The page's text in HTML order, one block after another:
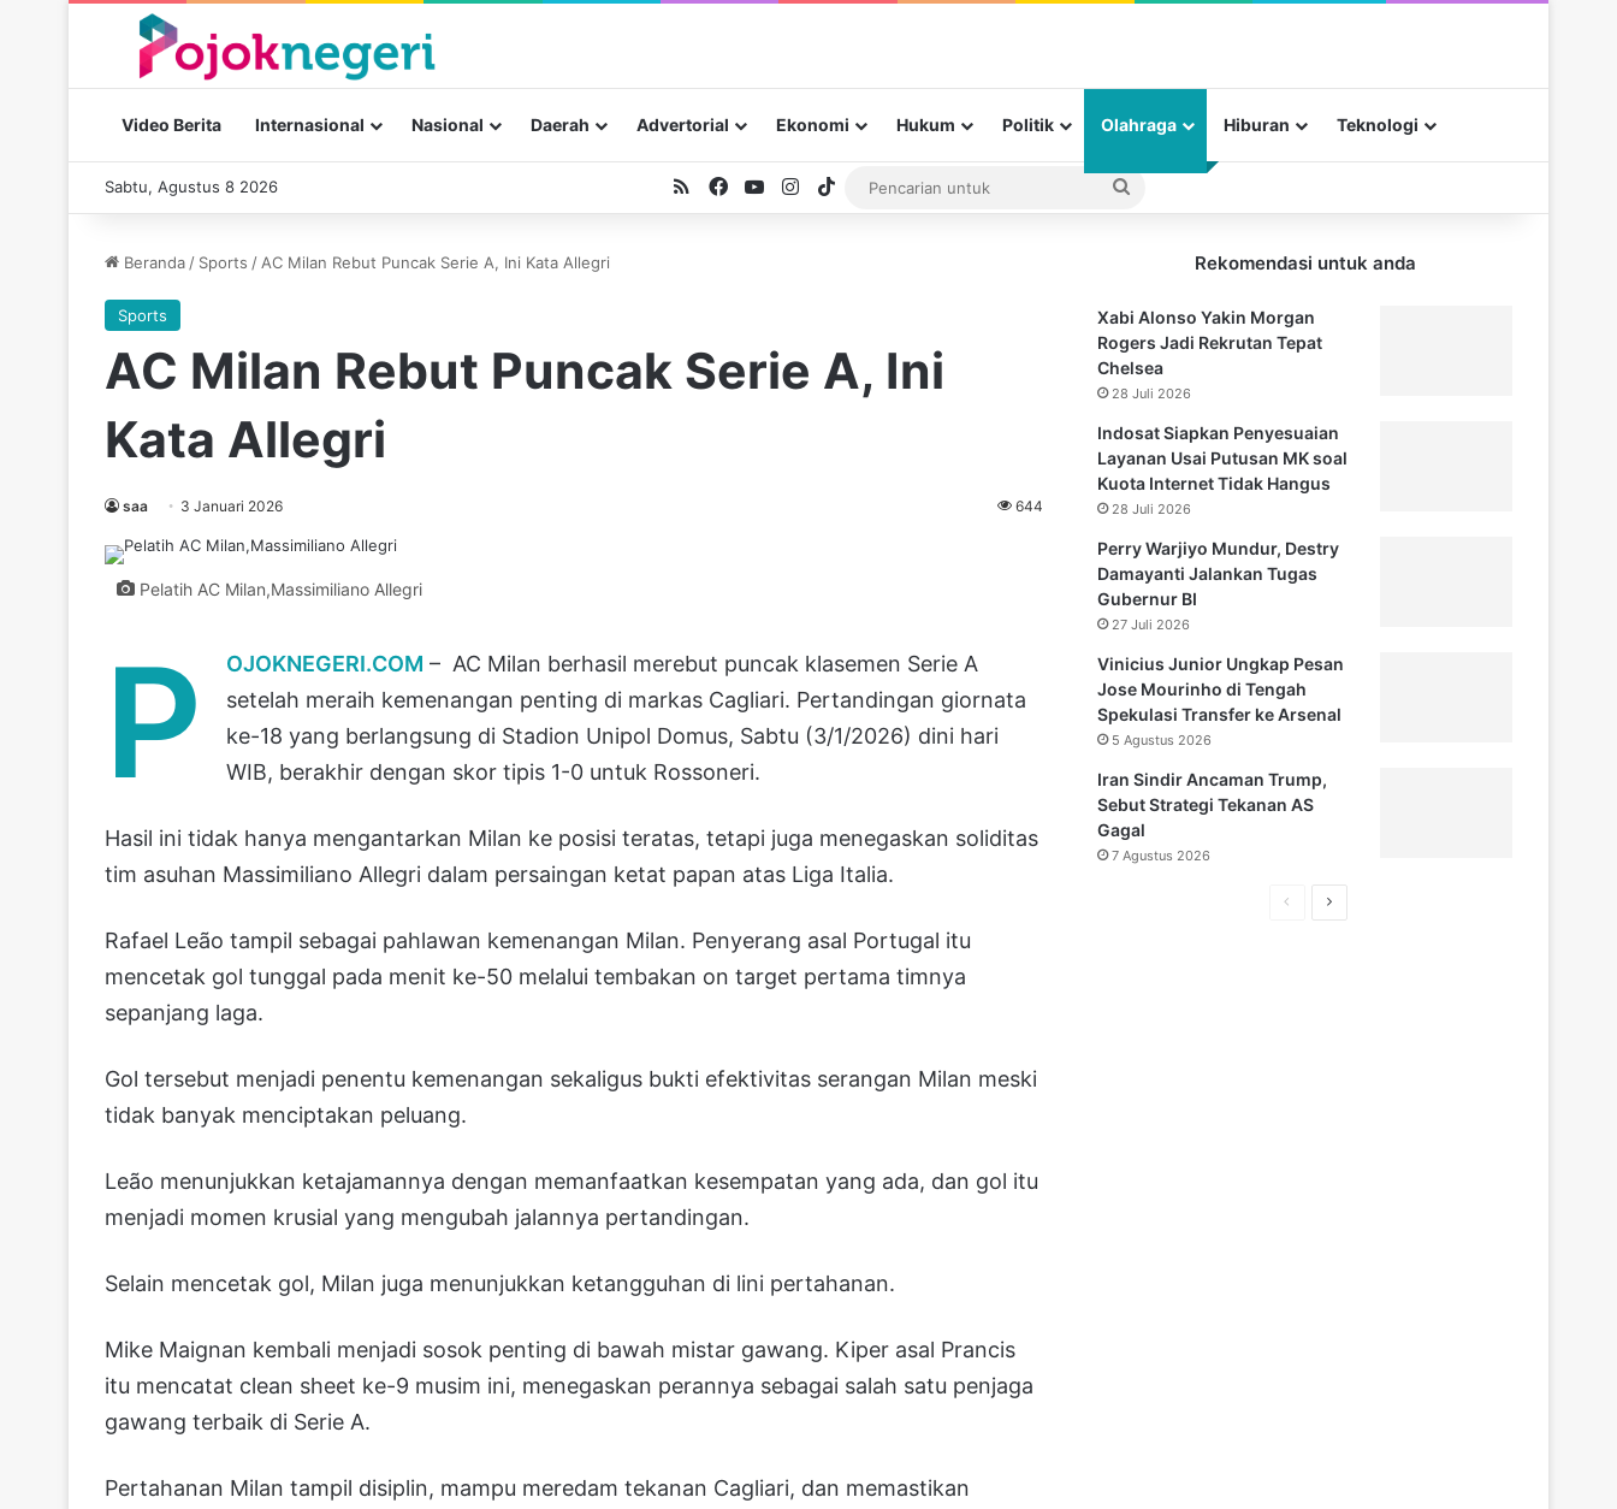
Video Berita Internasional Nasional Daerah Advertorial Ekonomi Hukum Politik Olahraga Hiburan Teknologi
Sabtu, Agustus 8 2026 RSSFacebook
YouTubeInstagram
TikTok
Pencarian
Beranda / Sports / AC Milan Rebut Puncak Serie A, Ini Kata Allegri
Sports
AC Milan Rebut Puncak Serie A, Ini
Kata Allegri
saa 3 Januari 2026 644
Pelatih AC Milan,Massimiliano Allegri
P OJOKNEGERI.COM – AC Milan berhasil merebut puncak klasemen Serie A
setelah meraih kemenangan penting di markas Cagliari. Pertandingan giornata
ke-18 yang berlangsung di Stadion Unipol Domus, Sabtu (3/1/2026) dini hari
WIB, berakhir dengan skor tipis 1-0 untuk Rossoneri.
Hasil ini tidak hanya mengantarkan Milan ke posisi teratas, tetapi juga menegaskan soliditas
tim asuhan Massimiliano Allegri dalam persaingan ketat papan atas Liga Italia.
Rafael Leão tampil sebagai pahlawan kemenangan Milan. Penyerang asal Portugal itu
mencetak gol tunggal pada menit ke-50 melalui tembakan on target pertama timnya
sepanjang laga.
Gol tersebut menjadi penentu kemenangan sekaligus bukti efektivitas serangan Milan meski
tidak banyak menciptakan peluang.
Leão menunjukkan ketajamannya dengan memanfaatkan kesempatan yang ada, dan gol itu
menjadi momen krusial yang mengubah jalannya pertandingan.
Selain mencetak gol, Milan juga menunjukkan ketangguhan di lini pertahanan.
Mike Maignan kembali menjadi sosok penting di bawah mistar gawang. Kiper asal Prancis
itu mencatat clean sheet ke-9 musim ini, menegaskan perannya sebagai salah satu penjaga
gawang terbaik di Serie A.
Pertahanan Milan tampil disiplin, mampu meredam tekanan Cagliari, dan memastikan
Rekomendasi untuk anda
Xabi Alonso Yakin Morgan
Rogers Jadi Rekrutan Tepat
Chelsea
28 Juli 2026
Indosat Siapkan Penyesuaian
Layanan Usai Putusan MK soal
Kuota Internet Tidak Hangus
28 Juli 2026
Perry Warjiyo Mundur, Destry
Damayanti Jalankan Tugas
Gubernur BI
27 Juli 2026
Vinicius Junior Ungkap Pesan
Jose Mourinho di Tengah
Spekulasi Transfer ke Arsenal
5 Agustus 2026
Iran Sindir Ancaman Trump,
Sebut Strategi Tekanan AS
Gagal
7 Agustus 2026
HalamanHalaman